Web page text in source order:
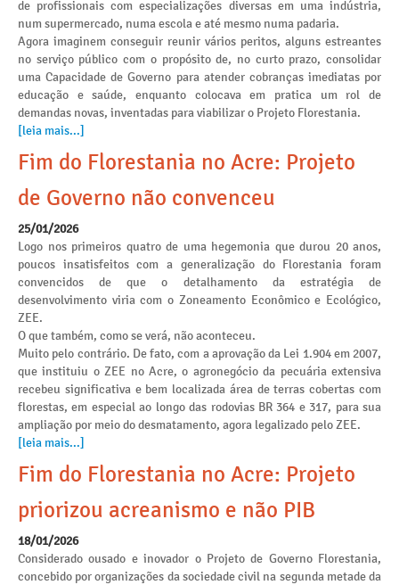
de profissionais com especializações diversas em uma indústria,
num supermercado, numa escola e até mesmo numa padaria.
Agora imaginem conseguir reunir vários peritos, alguns estreantes
no serviço público com o propósito de, no curto prazo, consolidar
uma Capacidade de Governo para atender cobranças imediatas por
educação e saúde, enquanto colocava em pratica um rol de
demandas novas, inventadas para viabilizar o Projeto Florestania.
[leia mais...]
Fim do Florestania no Acre: Projeto
de Governo não convenceu
25/01/2026
Logo nos primeiros quatro de uma hegemonia que durou 20 anos,
poucos insatisfeitos com a generalização do Florestania foram
convencidos de que o detalhamento da estratégia de
desenvolvimento viria com o Zoneamento Econômico e Ecológico,
ZEE.
O que também, como se verá, não aconteceu.
Muito pelo contrário. De fato, com a aprovação da Lei 1.904 em 2007,
que instituiu o ZEE no Acre, o agronegócio da pecuária extensiva
recebeu significativa e bem localizada área de terras cobertas com
florestas, em especial ao longo das rodovias BR 364 e 317, para sua
ampliação por meio do desmatamento, agora legalizado pelo ZEE.
[leia mais...]
Fim do Florestania no Acre: Projeto
priorizou acreanismo e não PIB
18/01/2026
Considerado ousado e inovador o Projeto de Governo Florestania,
concebido por organizações da sociedade civil na segunda metade da